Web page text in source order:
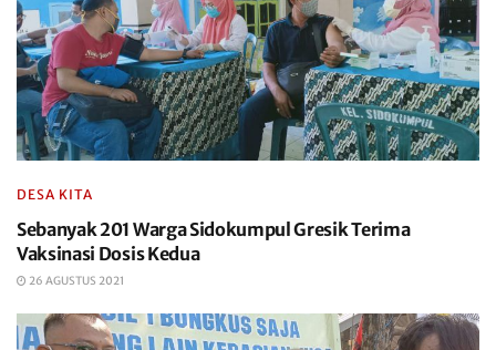
DESA KITA
Sebanyak 201 Warga Sidokumpul Gresik Terima
Vaksinasi Dosis Kedua
26 AGUSTUS 2021